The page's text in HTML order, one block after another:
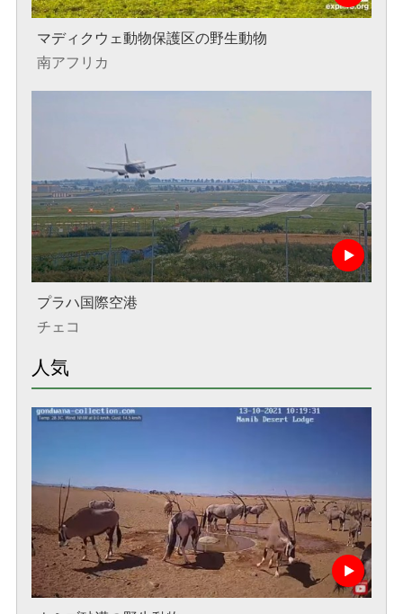
マディクウェ動物保護区の野生動物
南アフリカ
プラハ国際空港
チェコ
人気